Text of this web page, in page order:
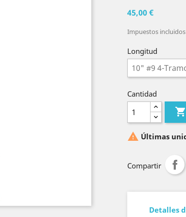
45,00 €
Impuestos incluidos
Longitud
Cantidad

 Últimas
Compartir
Detalles